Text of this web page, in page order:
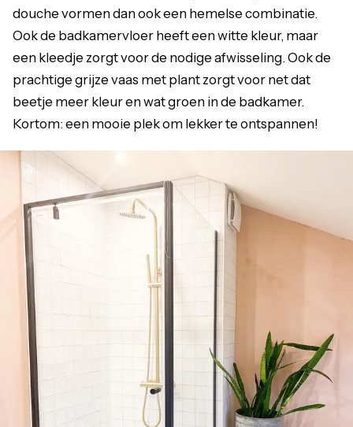
douche vormen dan ook een hemelse combinatie.
Ook de badkamervloer heeft een witte kleur, maar
een kleedje zorgt voor de nodige afwisseling. Ook de
prachtige grijze vaas met plant zorgt voor net dat
beetje meer kleur en wat groen in de badkamer.
Kortom: een mooie plek om lekker te ontspannen!